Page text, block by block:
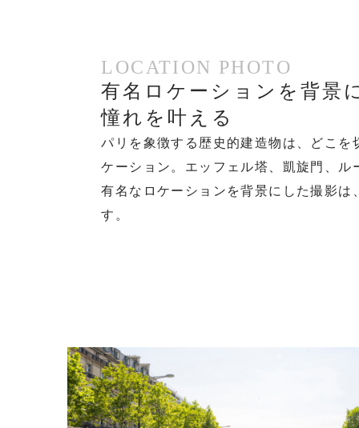
LOCATION PHOTO
有名ロケーションを背景
憧れを叶える
パリを象徴する歴史的建造物は、どこ
ケーション。エッフェル塔、凱旋門、
有名なロケーションを背景にした撮影
す。